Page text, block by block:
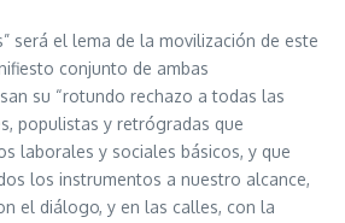
será el lema de la movilización de este
conjunto de ambas
su “rotundo rechazo a todas las
populistas y retrógradas que
laborales y sociales básicos, y que
los instrumentos a nuestro alcance,
el diálogo, y en las calles, con la